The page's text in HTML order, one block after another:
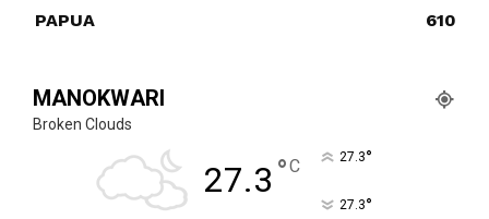
PAPUA
610
MANOKWARI
Broken Clouds
27.3 °C 27.3°
27.3°